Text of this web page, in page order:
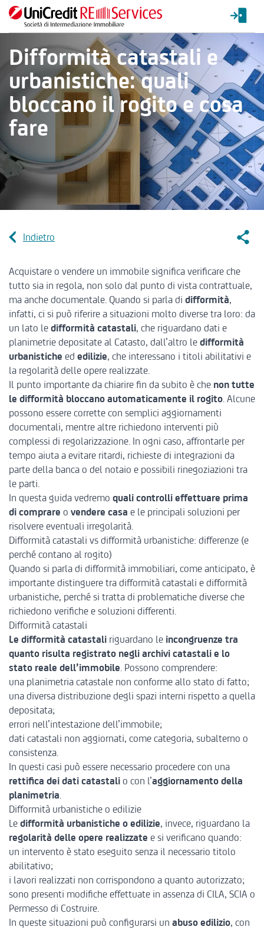
Difformità catastali e
urbanistiche: quali
bloccano il rogito e cosa
fare
Acquistare o vendere un immobile significa verificare che
tutto sia in regola, non solo dal punto di vista contrattuale,
ma anche documentale. Quando si parla di difformità,
infatti, ci si può riferire a situazioni molto diverse tra loro: da
un lato le difformità catastali, che riguardano dati e
planimetrie depositate al Catasto, dall’altro le difformità
urbanistiche ed edilizie, che interessano i titoli abilitativi e
la regolarità delle opere realizzate.
Il punto importante da chiarire fin da subito è che non tutte
le difformità bloccano automaticamente il rogito. Alcune
possono essere corrette con semplici aggiornamenti
documentali, mentre altre richiedono interventi più
complessi di regolarizzazione. In ogni caso, affrontarle per
tempo aiuta a evitare ritardi, richieste di integrazioni da
parte della banca o del notaio e possibili rinegoziazioni tra
le parti.
In questa guida vedremo quali controlli effettuare prima
di comprare o vendere casa e le principali soluzioni per
risolvere eventuali irregolarità.
Difformità catastali vs difformità urbanistiche: differenze (e
perché contano al rogito)
Quando si parla di difformità immobiliari, come anticipato, è
importante distinguere tra difformità catastali e difformità
urbanistiche, perché si tratta di problematiche diverse che
richiedono verifiche e soluzioni differenti.
Difformità catastali
Le difformità catastali riguardano le incongruenze tra
quanto risulta registrato negli archivi catastali e lo
stato reale dell’immobile. Possono comprendere:
una planimetria catastale non conforme allo stato di fatto;
una diversa distribuzione degli spazi interni rispetto a quella
depositata;
errori nell’intestazione dell’immobile;
dati catastali non aggiornati, come categoria, subalterno o
consistenza.
In questi casi può essere necessario procedere con una
rettifica dei dati catastali o con l’aggiornamento della
planimetria.
Difformità urbanistiche o edilizie
Le difformità urbanistiche o edilizie, invece, riguardano la
regolarità delle opere realizzate e si verificano quando:
un intervento è stato eseguito senza il necessario titolo
abilitativo;
i lavori realizzati non corrispondono a quanto autorizzato;
sono presenti modifiche effettuate in assenza di CILA, SCIA o
Permesso di Costruire.
In queste situazioni può configurarsi un abuso edilizio, con